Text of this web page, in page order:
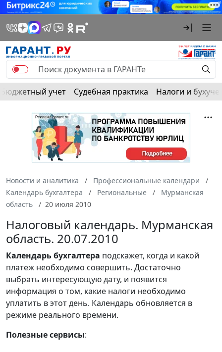
Бюджетный учет Судебная практика Налоги и
Новости и аналитика
Профессиональные календари
Календарь бухгалтера
Региональные
Мурманская
область
20 июля 2010
Налоговый календарь. Мурманская
область. 20.07.2010
Календарьбухгалтера подскажет, когда и какой
платеж необходимо совершить. Достаточно
выбрать интересующую дату, и появится
информация о том, какие налоги необходимо
уплатить в этот день. Календарь обновляется в
режиме реального времени.
Полезные сервисы: